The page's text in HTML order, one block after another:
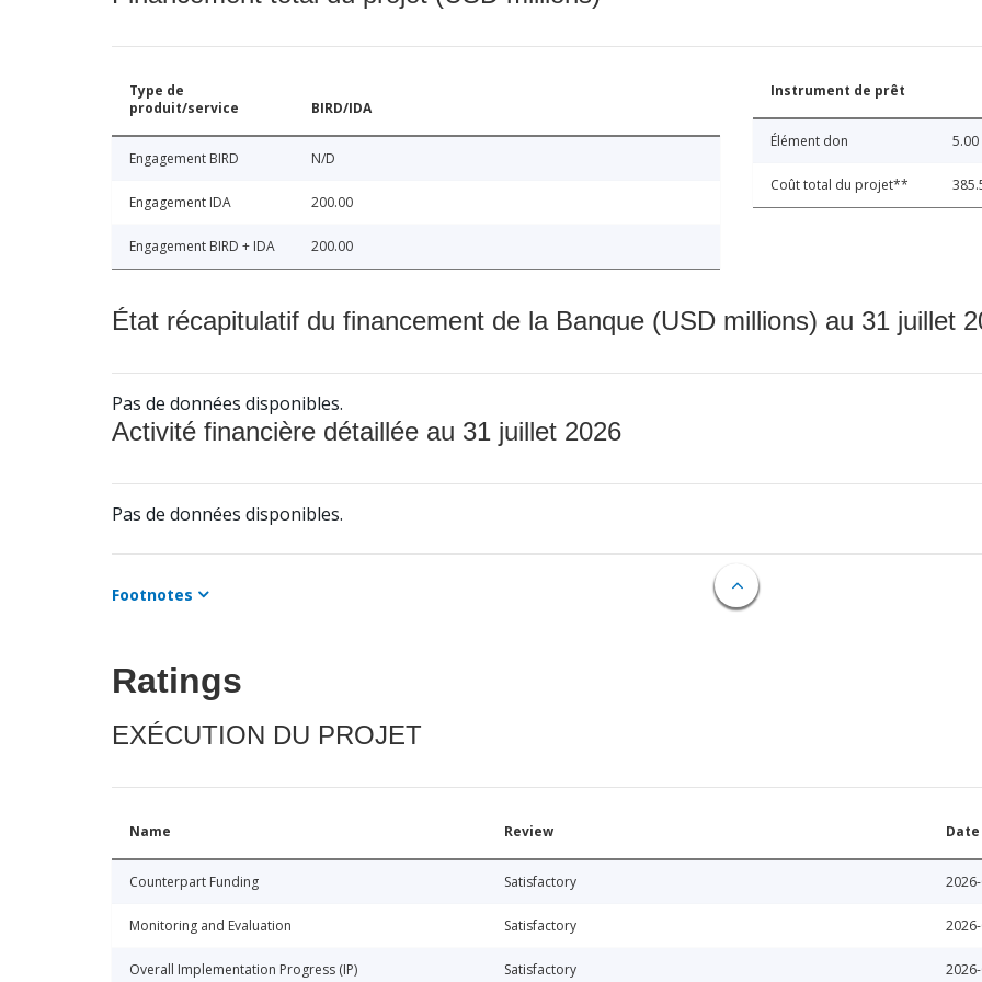
Type de
produit/service
BIRD/IDA
Engagement BIRD N/D
Engagement IDA 200.00
Engagement BIRD + IDA 200.00
Instrument de prêt
Élément don 5.00
Coût total du projet**
État récapitulatif du financement de la Banque (USD millions) au 31 juillet
Pas de données disponibles.
Activité financière détaillée au 31 juillet 2026
Pas de données disponibles.
Footnotes
Ratings
EXÉCUTION DU PROJET
Name Review Date
Counterpart Funding Satisfactory
Monitoring and Evaluation Satisfactory
Overall Implementation Progress (IP) Satisfactory